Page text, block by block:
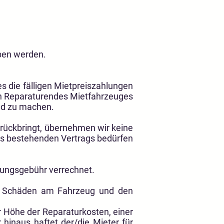
werden.
die fälligen Mietpreiszahlungen
Reparaturendes Mietfahrzeuges
zu machen.
übernehmen wir keine
bestehenden Vertrags bedürfen
verrechnet.
am Fahrzeug und den
der Reparaturkosten, einer